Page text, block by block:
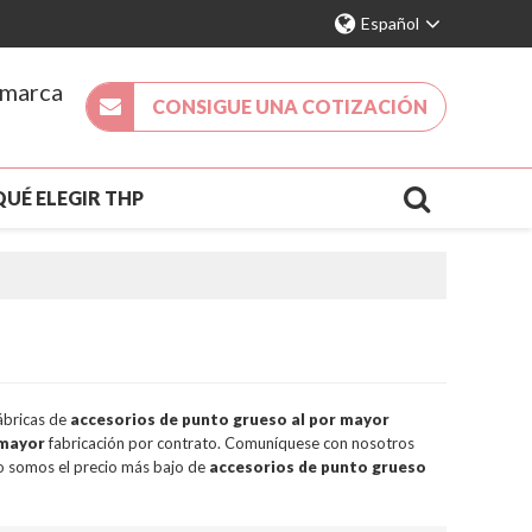
Español
CONSIGUE UNA COTIZACIÓN
ELEGIR THP
de accesorios de punto grueso al por mayor
fabricación por contrato. Comuníquese con nosotros
el precio más bajo de accesorios de punto grueso